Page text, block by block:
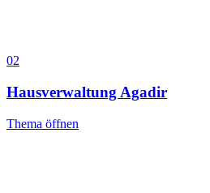
02
Hausverwaltung Agadir
Thema öffnen